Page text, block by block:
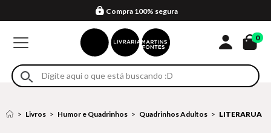
Formas de entrega
Compra 100% segura
Em até 4x sem juros no cartão*
Retire na loja
Eventos
0
Livros Humor e Quadrinhos Quadrinhos Adultos LITERARUA